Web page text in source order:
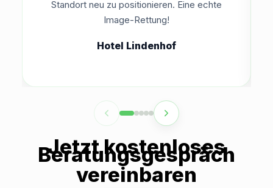
Standort neu zu positionieren. Eine echte
Image-Rettung!
Hotel Lindenhof
Jetzt kostenloses
Beratungsgespräch
vereinbaren